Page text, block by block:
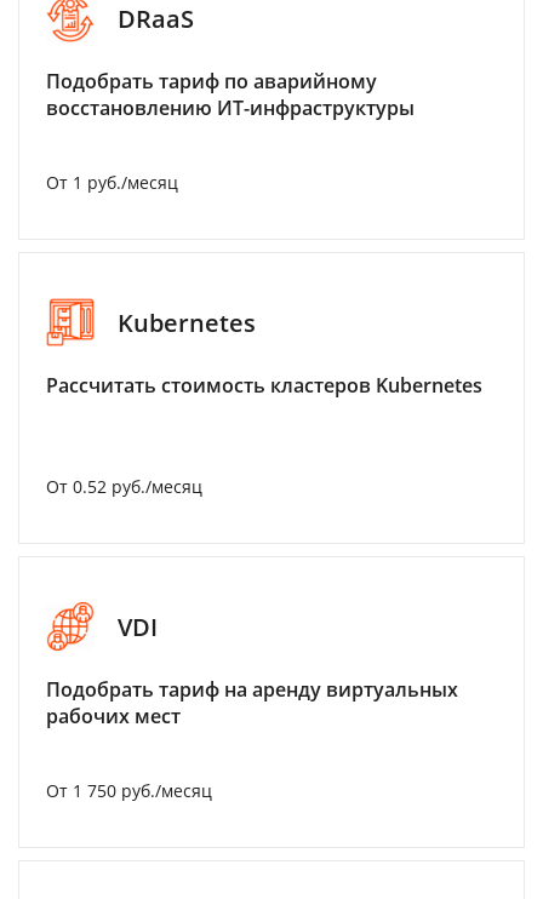
DRaaS
Подобрать тариф по аварийному
восстановлению ИТ-инфраструктуры
От 1 руб./месяц
Kubernetes
Рассчитать стоимость кластеров Kubernetes
От 0.52 руб./месяц
VDI
Подобрать тариф на аренду виртуальных
рабочих мест
От 1 750 руб./месяц